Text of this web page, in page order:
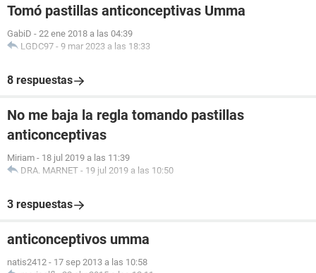
Tomó pastillas anticonceptivas Umma
GabiD - 22 ene 2018 a las 04:39
LGDC97 - 9 mar 2023 a las 18:33
8 respuestas
No me baja la regla tomando pastillas
anticonceptivas
Miriam - 18 jul 2019 a las 11:39
DRA. MARNET - 19 jul 2019 a las 10:50
3 respuestas
anticonceptivos umma
natis2412 - 17 sep 2013 a las 10:58